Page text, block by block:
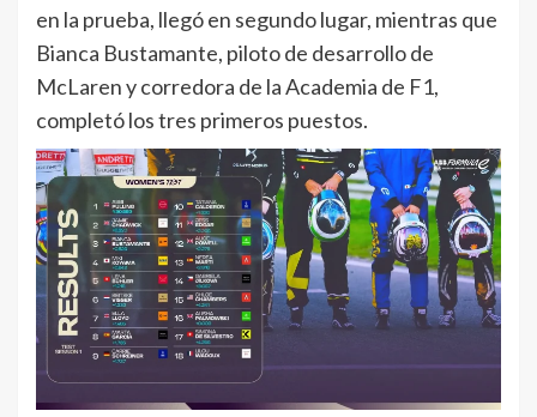
en la prueba, llegó en segundo lugar, mientras que
Bianca Bustamante, piloto de desarrollo de
McLaren y corredora de la Academia de F1,
completó los tres primeros puestos.